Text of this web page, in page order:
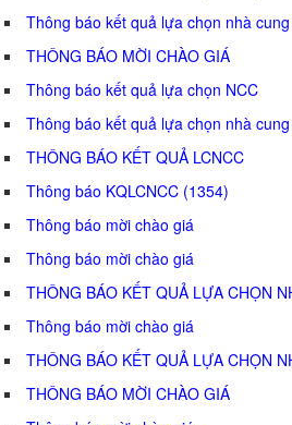
Thông báo kết quả lựa chọn nhà
THÔNG BÁO MỜI CHÀO GIÁ
Thông báo kết quả lựa chọn NCC
Thông báo kết quả lựa chọn nhà
THÔNG BÁO KẾT QUẢ LCNCC
Thông báo KQLCNCC (1354)
Thông báo mời chào giá
Thông báo mời chào giá
THÔNG BÁO KẾT QUẢ LỰA CHỌN
Thông báo mời chào giá
THÔNG BÁO KẾT QUẢ LỰA CHỌN
THÔNG BÁO MỜI CHÀO GIÁ